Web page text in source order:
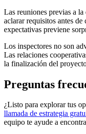
Las reuniones previas a
aclarar requisitos antes
expectativas previene
Los inspectores no son
Las relaciones
la finalización del
Preguntas
¿Listo para explorar tus
llamada de estrategia
equipo te ayude a